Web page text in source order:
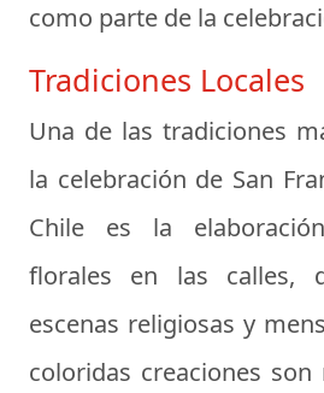
como parte de la
Tradiciones Locales
Una de las tradiciones
la celebración de San
Chile es la
florales en las calles,
escenas religiosas y
coloridas creaciones son